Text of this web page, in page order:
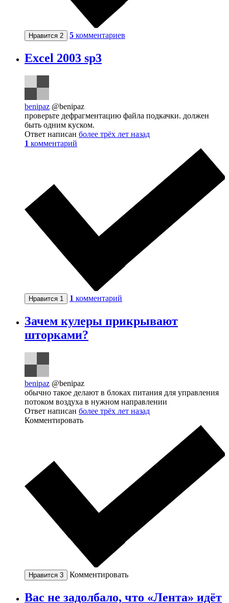
Нравится 2 5 комментариев
Excel 2003 sp3
benipaz @benipaz
проверьте дефрагментацию файла подкачки. должен
быть одним куском.
Ответ написан более трёх лет назад
1 комментарий
Нравится 1 1 комментарий
Зачем кулеры прикрывают
шторками?
benipaz @benipaz
обычно такое делают в блоках питания для управления
потоком воздуха в нужном направлении
Ответ написан более трёх лет назад
Комментировать
Нравится 3 Комментировать
Вас не задолбало, что «Лента» идёт